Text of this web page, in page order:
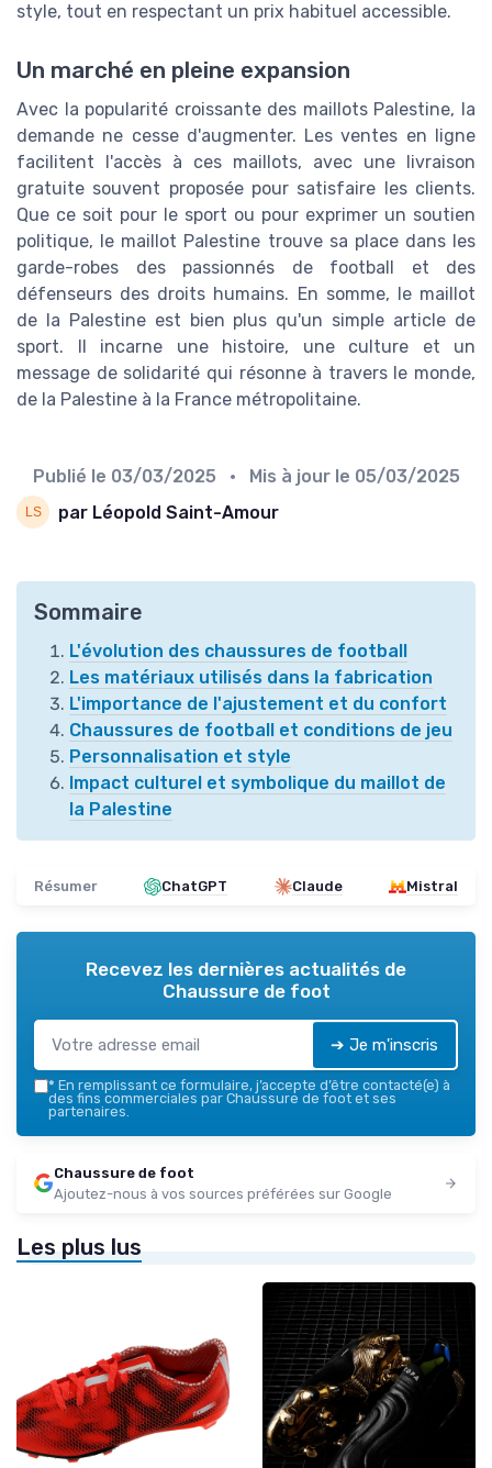
style, tout en respectant un prix habituel accessible.
Un marché en pleine expansion
Avec la popularité croissante des maillots Palestine, la
demande ne cesse d'augmenter. Les ventes en ligne
facilitent l'accès à ces maillots, avec une livraison
gratuite souvent proposée pour satisfaire les clients.
Que ce soit pour le sport ou pour exprimer un soutien
politique, le maillot Palestine trouve sa place dans les
garde-robes des passionnés de football et des
défenseurs des droits humains. En somme, le maillot
de la Palestine est bien plus qu'un simple article de
sport. Il incarne une histoire, une culture et un
message de solidarité qui résonne à travers le monde,
de la Palestine à la France métropolitaine.
Publié le 03/03/2025 • Mis à jour le 05/03/2025
par Léopold Saint-Amour
Sommaire
L'évolution des chaussures de football
Les matériaux utilisés dans la fabrication
L'importance de l'ajustement et du confort
Chaussures de football et conditions de jeu
Personnalisation et style
Impact culturel et symbolique du maillot de
la Palestine
Résumer ChatGPT Claude Mistral
Recevez les dernières actualités de
Chaussure de foot
➔ Je m'inscris
* En remplissant ce formulaire, j’accepte d’être contacté(e) à
des fins commerciales par Chaussure de foot et ses
partenaires.
Chaussure de foot
Ajoutez-nous à vos sources préférées sur Google
Les plus lus